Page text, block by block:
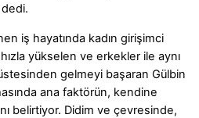
dedi.
iş hayatında kadın girişimci
yükselen ve erkekler ile aynı
gelmeyi başaran Gülbin
ana faktörün, kendine
belirtiyor. Didim ve çevresinde,